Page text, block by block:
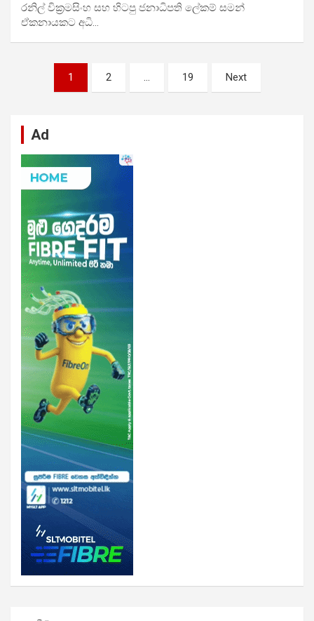
රනිල් වික්‍රමසිංහ සහ හිටපු ජනාධිපති ලේකම් සමන්
ඒකනායකට අධි…
pagination
1 2 19 Next
Ad